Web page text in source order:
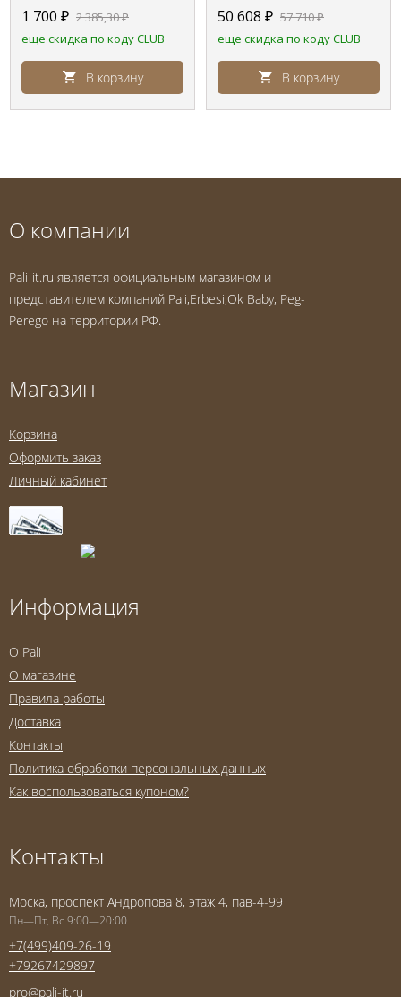
для кроваток Pali
1 700 ₽ 2 385,30₽
еще скидка по коду CLUB
В корзину
(Ivory)
50 608 ₽ 57 710₽
еще скидка по коду CLUB
В корзину
О компании
Pali-it.ru является официальным магазином и
представителем компаний Pali,Erbesi,Ok Baby, Peg-
Perego на территории РФ.
Магазин
Корзина
Оформить заказ
Личный кабинет
Информация
O Pali
О магазине
Правила работы
Доставка
Контакты
Политика обработки персональных данных
Как воспользоваться купоном?
Контакты
Моска, проспект Андропова 8, этаж 4, пав-4-99
Пн—Пт, Вс 9:00—20:00
+7(499)409-26-19
+79267429897
pro@pali-it.ru